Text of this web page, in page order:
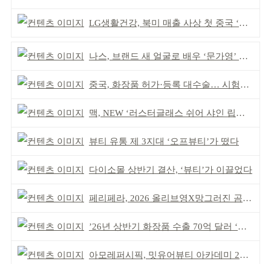
LG생활건강, 북미 매출 사상 첫 중국 ‘추월’
나스, 브랜드 새 얼굴로 배우 ‘문가영’ 발탁
중국, 화장품 허가·등록 대수술… 시험자료 공용 허용
맥, NEW ‘러스터글래스 쉬어 샤인 립스틱’ 출시
뷰티 유통 제 3지대 ‘오프뷰티’가 떴다
다이소몰 상반기 결산, ‘뷰티’가 이끌었다
페리페라, 2026 올리브영X망그러진 곰 콜라보
’26년 상반기 화장품 수출 70억 달러 ‘역대 최고’
아모레퍼시픽, 밋유어뷰티 아카데미 2기 발대식